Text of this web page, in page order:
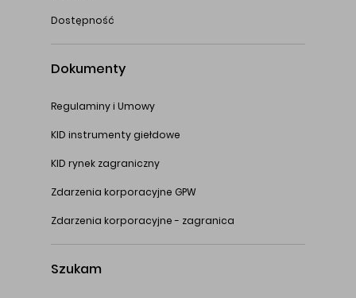
Dostępność
Dokumenty
Regulaminy i Umowy
KID instrumenty giełdowe
KID rynek zagraniczny
Zdarzenia korporacyjne GPW
Zdarzenia korporacyjne - zagranica
Szukam